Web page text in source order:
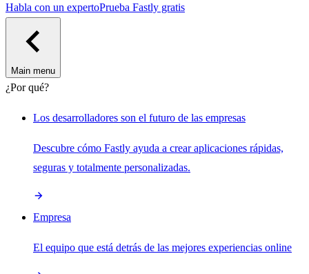
Habla con un expertoPrueba Fastly gratis
Main menu
¿Por qué?
Los desarrolladores son el futuro de las empresas
Descubre cómo Fastly ayuda a crear aplicaciones rápidas,
seguras y totalmente personalizadas.
Empresa
El equipo que está detrás de las mejores experiencias online